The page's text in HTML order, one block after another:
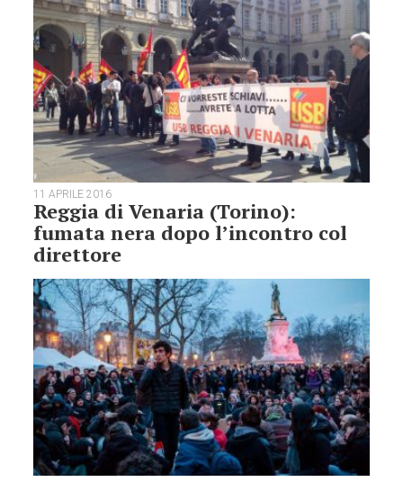
11 APRILE 2016
Reggia di Venaria (Torino):
fumata nera dopo l’incontro col
direttore